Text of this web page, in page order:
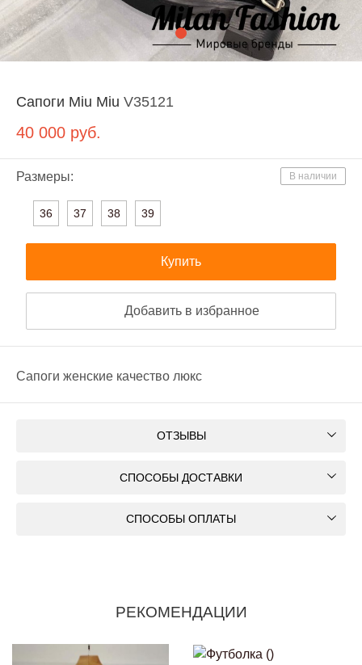
Сапоги Miu Miu V35121
40 000 руб.
В наличии
Размеры:
36 37 38 39
Купить
Добавить в избранное
Сапоги женские качество люкс
ОТЗЫВЫ
СПОСОБЫ ДОСТАВКИ
СПОСОБЫ ОПЛАТЫ
РЕКОМЕНДАЦИИ